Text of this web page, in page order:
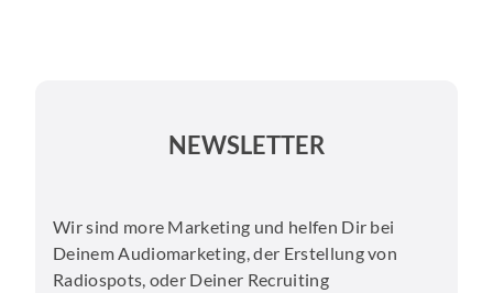
NEWSLETTER
Wir sind more Marketing und helfen Dir bei
Deinem Audiomarketing, der Erstellung von
Radiospots, oder Deiner Recruiting